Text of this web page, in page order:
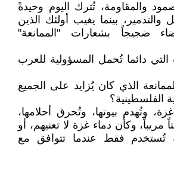
والمقاومة، تُترك اليوم وحيدةً
والتدمير، بينما يغيب أولئك الذين
ضجيجاً بشعارات "الممانعة"
دائما تُحمل المسؤولية للعرب
الذي كان يُزايد على الجميع
الفلسطينية؟
وتُهدم بيوتها، وتُحرق أحلامها،
مريباً، وكأن دماء غزة لا تعنيهم، أو
تُستخدم فقط عندما تتوافق مع